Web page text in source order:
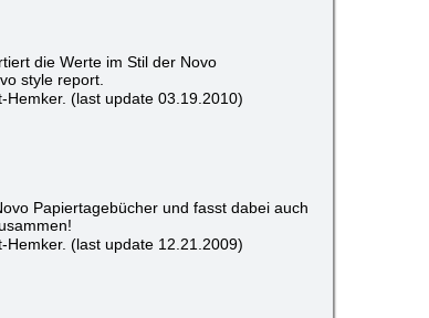
die Werte im Stil der Novo
style report.
(last update 03.19.2010)
Papiertagebücher und fasst dabei auch
(last update 12.21.2009)